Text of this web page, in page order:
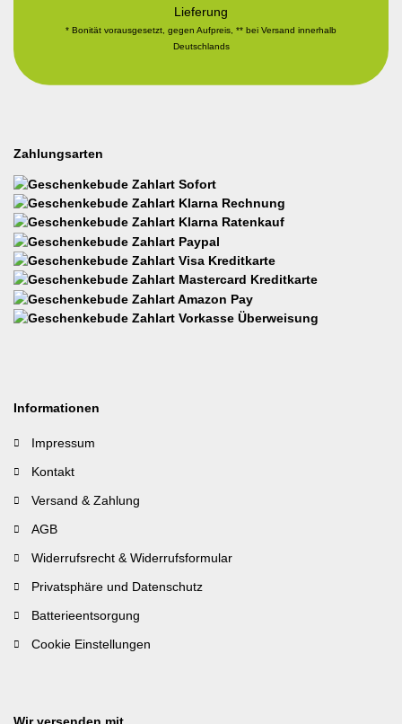
Lieferung
* Bonität vorausgesetzt, gegen Aufpreis, ** bei Versand innerhalb
Deutschlands
Zahlungsarten
Informationen
Impressum
Kontakt
Versand & Zahlung
AGB
Widerrufsrecht & Widerrufsformular
Privatsphäre und Datenschutz
Batterieentsorgung
Cookie Einstellungen